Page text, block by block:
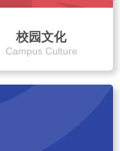
校园文化
Campus Culture